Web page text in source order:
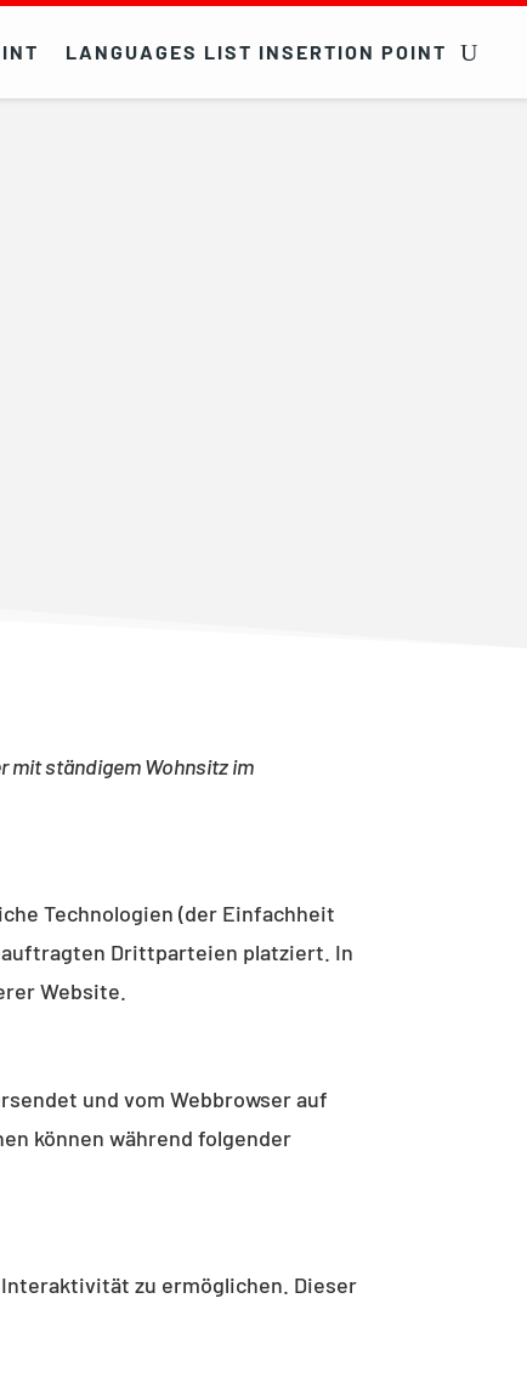
LANGUAGES LIST INSERTION POINT
mit ständigem Wohnsitz im
Technologien (der Einfachheit
Drittparteien platziert. In
Website.
und vom Webbrowser auf
können während folgender
zu ermöglichen. Dieser